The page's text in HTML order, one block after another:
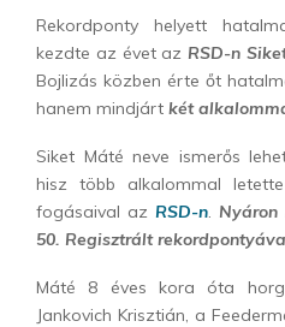
Rekordponty helyett
kezdte az évet az RSD-n
Bojlizás közben érte őt
hanem mindjárt két
Siket Máté neve ismerős
hisz több alkalommal
fogásaival az RSD-n. Nyáron
50. Regisztrált
Máté 8 éves kora óta
Jankovich Krisztián, a